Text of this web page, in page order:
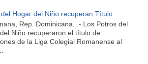
Hogar del Niño recuperan Título
Rep. Dominicana. .- Los Potros del
Niño recuperaron el título de
de la Liga Colegial Romanense al